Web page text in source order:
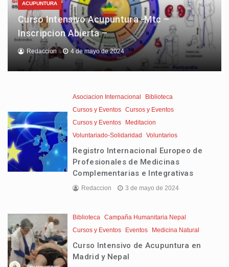
ACUPUNTURA
Curso Intensivo Acupuntura -Mtc –
Inscripcion Abierta –
Redaccion 4 de mayo de 2024
Asociacion Internacional
Biblioteca
Cursos y Eventos Cursos y Eventos
Cursos y Eventos
Meditacion
Voluntariado-Solidaridad
Voluntarios
Registro Internacional Europeo de
Profesionales de Medicinas
Complementarias e Integrativas
Redaccion 3 de mayo de 2024
Biblioteca Campaña Humanitaria Nepal
Cursos y Eventos
Eventos Medicina Natural
Curso Intensivo de Acupuntura en
Madrid y Nepal